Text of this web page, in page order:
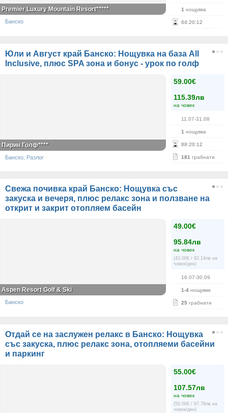
1 нощувка
64:20:12
Premier Luxury Mountain Resort*****
Банско
Юли и Август край Банско: Нощувка на база All
Inclusive, плюс SPA зона и бонус - урок по голф
59.00€
115.39лв
на човек
11.07-31.08
1 нощувка
88:20:12
181 грабнати
Пирин Голф****
Банско, Разлог
Свежа почивка край Банско: Нощувка със
закуска и вечеря, плюс релакс зона и ползване на
открит и закрит отопляем басейн
49.00€
95.84лв
на човек
(42.00€ / 82.14лв на
човек/ден)
16.07-30.09
1-4 нощувки
25 грабнати
Aspen Resort Golf & Ski
Банско
Отдай се на заслужен релакс в Банско: Нощувка
със закуска, плюс релакс зона, отопляеми басейни
и паркинг
55.00€
107.57лв
на човек
(50.00€ / 97.79лв на
човек/ден)